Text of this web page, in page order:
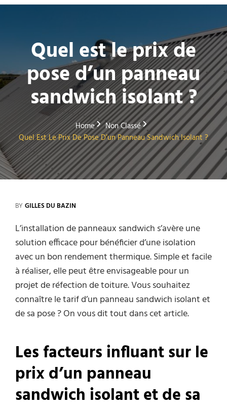
Quel est le prix de
pose d’un panneau
sandwich isolant ?
Home
Non Classé
Quel Est Le Prix De Pose D’un Panneau Sandwich Isolant ?
BY GILLES DU BAZIN
L’installation de panneaux sandwich s’avère une
solution efficace pour bénéficier d’une isolation
avec un bon rendement thermique. Simple et facile
à réaliser, elle peut être envisageable pour un
projet de réfection de toiture. Vous souhaitez
connaître le tarif d’un panneau sandwich isolant et
de sa pose ? On vous dit tout dans cet article.
Les facteurs influant sur le
prix d’un panneau
sandwich isolant et de sa